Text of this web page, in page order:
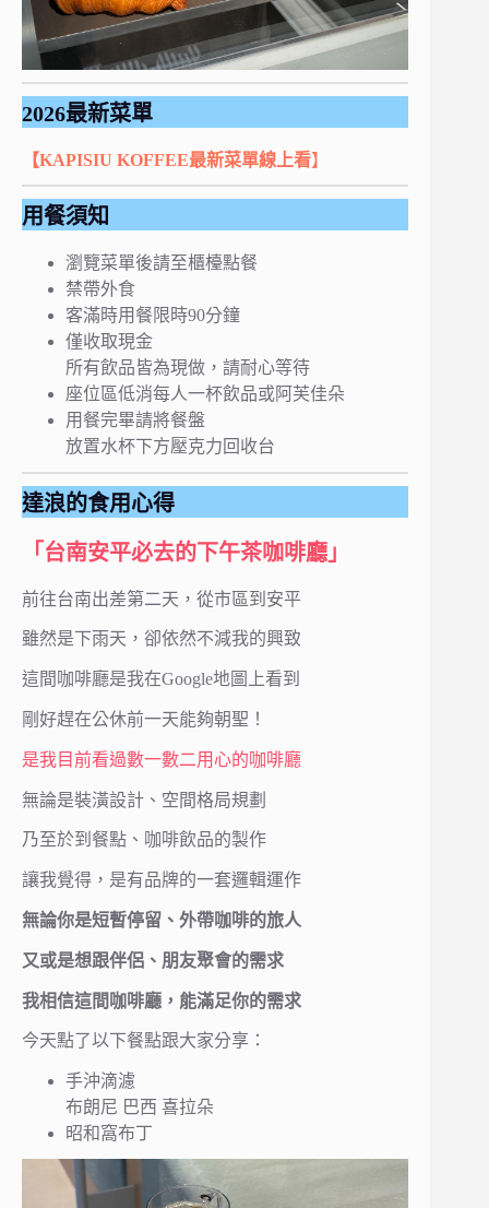
2026最新菜單
【KAPISIU KOFFEE最新菜單線上看】
用餐須知
瀏覽菜單後請至櫃檯點餐
禁帶外食
客滿時用餐限時90分鐘
僅收取現金
所有飲品皆為現做，請耐心等待
座位區低消每人一杯飲品或阿芙佳朵
用餐完畢請將餐盤
放置水杯下方壓克力回收台
達浪的食用心得
「台南安平必去的下午茶咖啡廳」
前往台南出差第二天，從市區到安平
雖然是下雨天，卻依然不減我的興致
這間咖啡廳是我在Google地圖上看到
剛好趕在公休前一天能夠朝聖！
是我目前看過數一數二用心的咖啡廳
無論是裝潢設計、空間格局規劃
乃至於到餐點、咖啡飲品的製作
讓我覺得，是有品牌的一套邏輯運作
無論你是短暫停留、外帶咖啡的旅人
又或是想跟伴侶、朋友聚會的需求
我相信這間咖啡廳，能滿足你的需求
今天點了以下餐點跟大家分享：
手沖滴濾
布朗尼 巴西 喜拉朵
昭和窩布丁